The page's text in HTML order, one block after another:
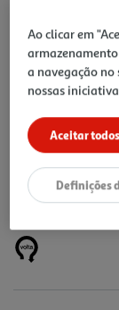
0,74 €
+0,10 € Depósito
Notas de
Ao clicar em
a navegação
nossas
Aceitar
Definições